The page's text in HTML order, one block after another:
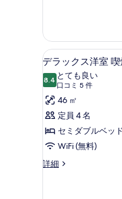
す
べ
て
の
写
真
を
表
示
ド
洋
室
禁
煙
の
詳
細
デ
ラ
ッ
ク
ス
洋
室
喫
4
デラックス洋室
8.410 点中 8.4
とても良い
口コミ 5 件
(口
コ
ミ
5
件)
46 ㎡
定員 4 名
セミダブルベッ
WiFi (無料)
詳細
デ